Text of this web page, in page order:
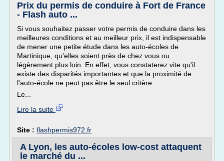
Prix du permis de conduire à Fort de France
- Flash auto ...
Si vous souhaitez passer votre permis de conduire dans les
meilleures conditions et au meilleur prix, il est indispensable
de mener une petite étude dans les auto-écoles de
Martinique, qu'elles soient près de chez vous ou
légèrement plus loin. En effet, vous constaterez vite qu'il
existe des disparités importantes et que la proximité de
l'auto-école ne peut pas être le seul critère.
Le...
Lire la suite
Site : flashpermis972.fr
A Lyon, les auto-écoles low-cost attaquent
le marché du ...